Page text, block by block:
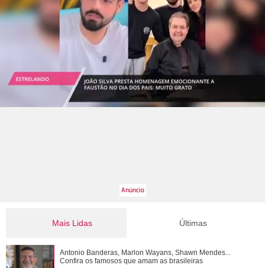
Mais Lidas
Entre polêmicas e atuações, confira um ano a ano de Fábio
Assunção
Últimas
Antonio Banderas, Marlon Wayans, Shawn Mendes...
Confira os famosos que amam as brasileiras